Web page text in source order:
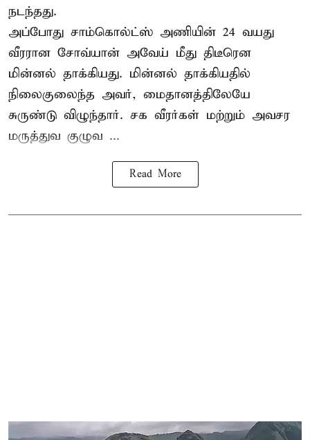
நடந்தது.
அப்போது சாம்கொல்ட்ஸ் அணியின் 24 வயது
வீரரான சோவ்யான் அவேய் மீது திடீரென
மின்னல் தாக்கியது. மின்னல் தாக்கியதில்
நிலைகுலைந்த அவர், மைதானத்திலேயே
சுருண்டு விழுந்தார். சக வீரர்கள் மற்றும் அவசர
மருத்துவ குழுவ ...
Read More